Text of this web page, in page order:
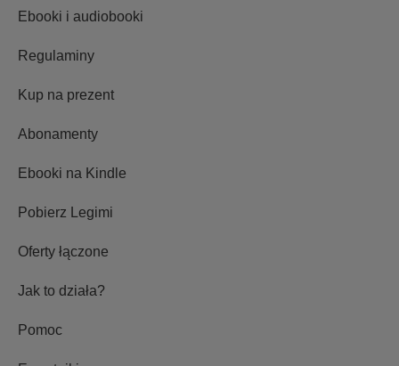
Ebooki i audiobooki
Regulaminy
Kup na prezent
Abonamenty
Ebooki na Kindle
Pobierz Legimi
Oferty łączone
Jak to działa?
Pomoc